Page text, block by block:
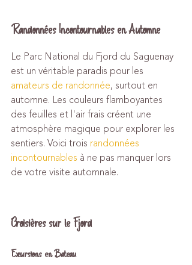
Randonnées Incontournables en Automne
Le Parc National du Fjord du Saguenay
est un véritable paradis pour les
amateurs de randonnée, surtout en
automne. Les couleurs flamboyantes
des feuilles et l'air frais créent une
atmosphère magique pour explorer les
sentiers. Voici trois randonnées
incontournables à ne pas manquer lors
de votre visite automnale.
Croisières sur le Fjord
Excursions en Bateau